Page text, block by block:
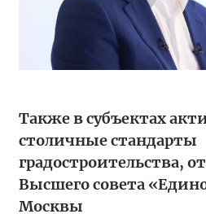
Также в субъектах
столичные стандарты
градостроительства,
Высшего совета
Москвы